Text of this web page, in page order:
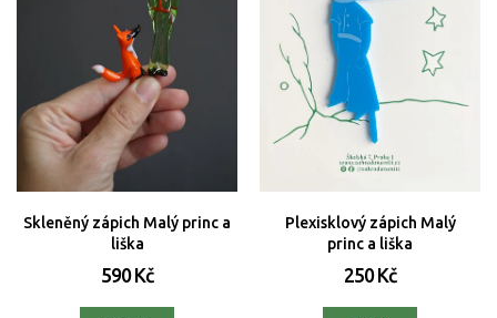
Skleněný zápich Malý princ a
liška
590 Kč
Plexisklový zápich Malý
princ a liška
250 Kč